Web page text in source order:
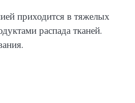
приходится в тяжелых
распада тканей.